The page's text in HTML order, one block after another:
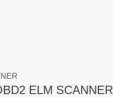
ELM SCANNER